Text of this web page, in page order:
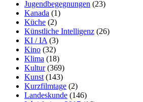
Jugendbegegnungen (23)
Kanada (1)
Küche (2)
Künstliche Intelligenz (26)
KI / IA (3)
Kino (32)
Klima (18)
Kultur(369)
Kunst (143)
Kurzfilmtage (2)
Landeskunde (146)